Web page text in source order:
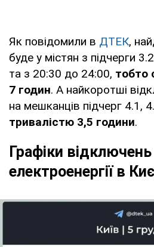
Як повідомили в ДТЕК,
буде у містян з підчерги
та з 20:30 до 24:00, тобто
7 годин. А найкоротші
на мешканців підчерг 4.1,
тривалістю 3,5 години.
Графіки відключень
електроенергії в